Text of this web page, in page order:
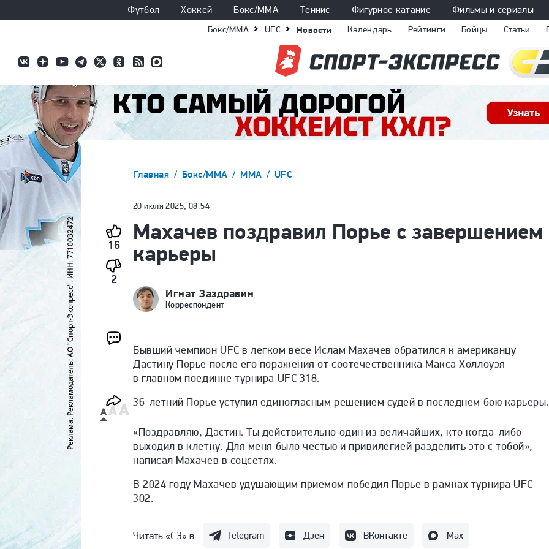
Футбол Хоккей Бокс/ММА Теннис Фигурное катание Фильмы и сериалы
Бокс/ММА UFC Новости Календарь Рейтинги Бойцы Статьи
Главная Бокс/ММА ММА UFC
16
2
20 июля 2025, 08:54
Махачев поздравил Порье с завершением
карьеры
Игнат Заздравин
Корреспондент
Бывший чемпион UFC в легком весе Ислам Махачев обратился к американцу
Дастину Порье после его поражения от соотечественника Макса Холлоуэя
в главном поединке турнира UFC 318.
36-летний Порье уступил единогласным решением судей в последнем бою карьеры.
«Поздравляю, Дастин. Ты действительно один из величайших, кто когда-либо
выходил в клетку. Для меня было честью и привилегией разделить это с тобой», —
написал Махачев в соцсетях.
В 2024 году Махачев удушающим приемом победил Порье в рамках турнира UFC
302.
Читать «СЭ» в Telegram Дзен ВКонтакте Max